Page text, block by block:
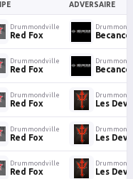
ADVERSAIRE
Drummondville
Red Fox
Drummondville
Red Fox
Drummondville
Red Fox Les
Drummondville
Red Fox Les
Drummondville
Red Fox Les